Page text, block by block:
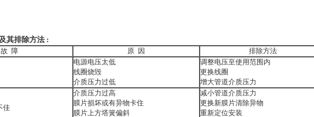
其排除方法 :
故 障 原 因
排除方法
电源电压太低
线圈烧毁
介质压力过低
调整电压至使用范围内
更换线圈
增大管道介质压力
佳
介质压力过高
膜片损坏或有异物卡住
膜片上方塔簧偏斜
减小管道介质压力
更换新膜片清除异物
重新定位安装